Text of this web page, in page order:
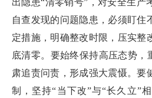
出隐患“清零销号”，对安全生产
自查发现的问题隐患，必须盯住
定措施，明确整改时限，压实整
底清零。要始终保持高压态势，
肃追责问责，形成强大震慑。要
制，坚持“当下改”与“长久立”